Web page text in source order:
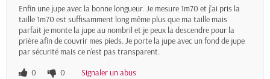
Enfin une jupe avec la bonne longueur. Je mesure 1m70 et j'ai pris la
taille 1m70 est suffisamment long même plus que ma taille mais
parfait je monte la jupe au nombril et je peux la descendre pour la
prière afin de couvrir mes pieds. Je porte la jupe avec un fond de jupe
par sécurité mais ce n'est pas transparent.
0
0 Signaler un abus